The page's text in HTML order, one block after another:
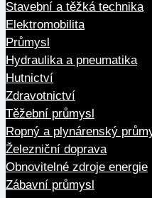
Stavební a těžká technika
Elektromobilita
Průmysl
Hydraulika a pneumatika
Hutnictví
Zdravotnictví
Těžební průmysl
Ropný a plynárenský
Železniční doprava
Obnovitelné zdroje energie
Zábavní průmysl